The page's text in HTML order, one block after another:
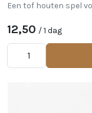
Een tof houten spel
12,50 / 1 dag